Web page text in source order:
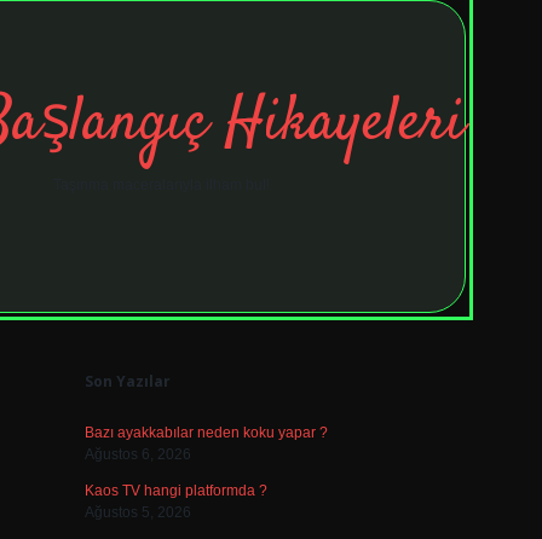
Hikayeleri
Son Yazılar
Bazı ayakkabılar neden koku yapar ?
Ağustos 6, 2026
Kaos TV hangi platformda ?
Ağustos 5, 2026